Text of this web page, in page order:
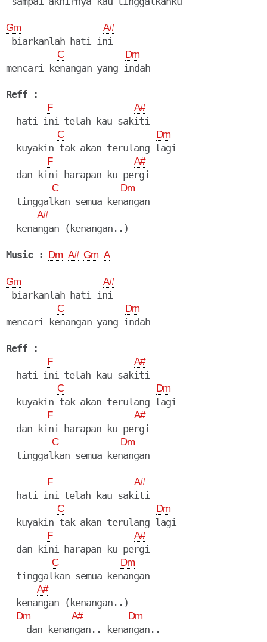
Gm A#
biarkanlah hati ini
C Dm
mencari kenangan yang indah
Reff :
F A#
  hati ini telah kau sakiti
C Dm
  kuyakin tak akan terulang lagi
F A#
  dan kini harapan ku pergi
C Dm
  tinggalkan semua kenangan
A#
  kenangan (kenangan..)
Music : Dm A# Gm A
Gm A#
biarkanlah hati ini
C Dm
mencari kenangan yang indah
Reff :
F A#
  hati ini telah kau sakiti
C Dm
  kuyakin tak akan terulang lagi
F A#
  dan kini harapan ku pergi
C Dm
  tinggalkan semua kenangan
F A#
  hati ini telah kau sakiti
C Dm
  kuyakin tak akan terulang lagi
F A#
  dan kini harapan ku pergi
C Dm
  tinggalkan semua kenangan
A#
  kenangan (kenangan..)
Dm A# Dm